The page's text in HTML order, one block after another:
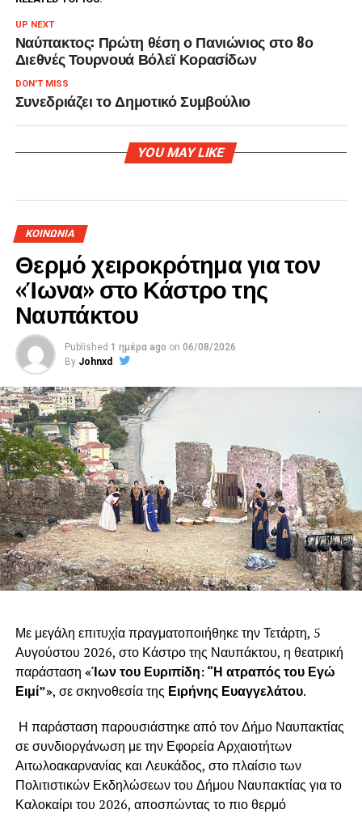
UP NEXT
Ναύπακτος: Πρώτη θέση ο Πανιώνιος στο 8ο
Διεθνές Τουρνουά Βόλεϊ Κορασίδων
DON'T MISS
Συνεδριάζει το Δημοτικό Συμβούλιο
YOU MAY LIKE
ΚΟΙΝΩΝΙΑ
Θερμό χειροκρότημα για τον
«Ίωνα» στο Κάστρο της
Ναυπάκτου
Published 1 ημέρα ago on 06/08/2026
By Johnxd
Με μεγάλη επιτυχία πραγματοποιήθηκε την Τετάρτη, 5
Αυγούστου 2026, στο Κάστρο της Ναυπάκτου, η θεατρική
παράσταση «Ίων του Ευριπίδη: “Η ατραπός του Εγώ
Ειμί”», σε σκηνοθεσία της Ειρήνης Ευαγγελάτου.
Η παράσταση παρουσιάστηκε από τον Δήμο Ναυπακτίας
σε συνδιοργάνωση με την Εφορεία Αρχαιοτήτων
Αιτωλοακαρνανίας και Λευκάδος, στο πλαίσιο των
Πολιτιστικών Εκδηλώσεων του Δήμου Ναυπακτίας για το
Καλοκαίρι του 2026, αποσπώντας το πιο θερμό